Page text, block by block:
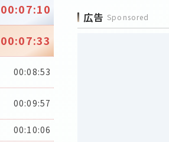
00:07:10
00:07:33
00:08:53
00:09:57
00:10:06
広告 Sponsored